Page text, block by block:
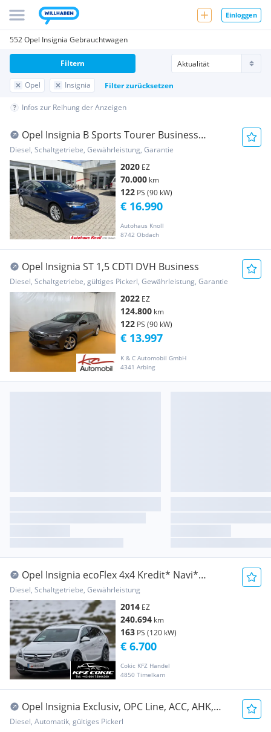
Einloggen
552 Opel Insignia Gebrauchtwagen
Opel Insignia Filter zurücksetzen
Filtern
Infos zur Reihung der Anzeigen
Opel Insignia B Sports Tourer Business
Elegance
Diesel, Schaltgetriebe, Gewährleistung, Garantie
2020 EZ
70.000 km
122 PS (90 kW)
Autohaus Knoll
8742 Obdach
€ 16.990
Opel Insignia ST 1,5 CDTI DVH Business
Diesel, Schaltgetriebe, gültiges Pickerl, Gewährleistung, Garantie
2022 EZ
124.800 km
122 PS (90 kW)
K & C Automobil GmbH
4341 Arbing
€ 13.997
Opel Insignia ecoFlex 4x4 Kredit* Navi*
Tempomat* Ne...
Diesel, Schaltgetriebe, Gewährleistung
2014 EZ
240.694 km
163 PS (120 kW)
Cokic KFZ Handel
4850 Timelkam
€ 6.700
Opel Insignia Exclusiv, OPC Line, ACC, AHK,
MATRIX,
Diesel, Automatik, gültiges Pickerl